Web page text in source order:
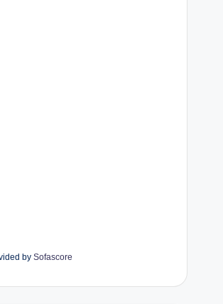
by Sofascore